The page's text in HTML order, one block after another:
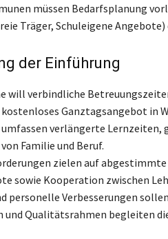
müssen Bedarfsplanung
Träger, Schuleigene
der Einführung
will verbindliche
kostenloses Ganztagsangebot in
verlängerte Lernzeiten,
Familie und Beruf.
zielen auf
sowie Kooperation zwischen
personelle Verbesserungen
und Qualitätsrahmen begleiten